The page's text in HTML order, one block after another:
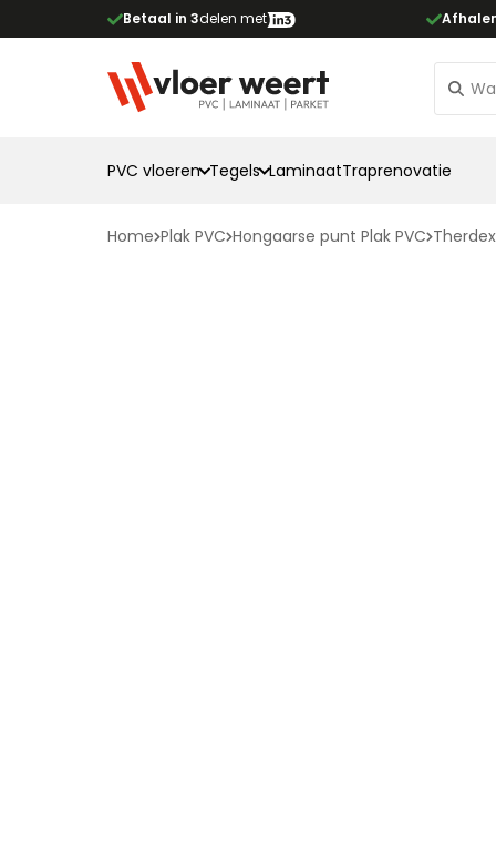
Betaal in 3delen met
PVC vloeren Tegels LaminaatTraprenovatie
Home Plak PVC Hongaarse punt Plak PVC